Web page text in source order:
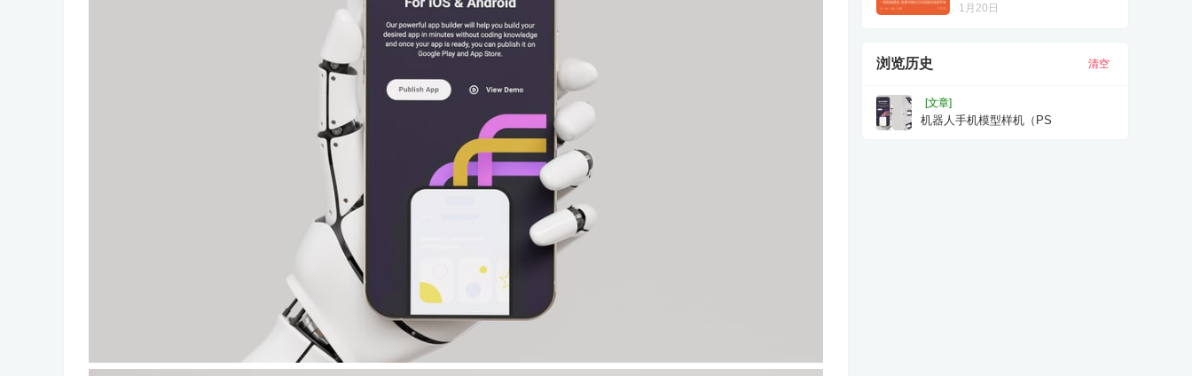
1月20日
浏览历史 清空
[文章]
机器人手机模型样机（PS